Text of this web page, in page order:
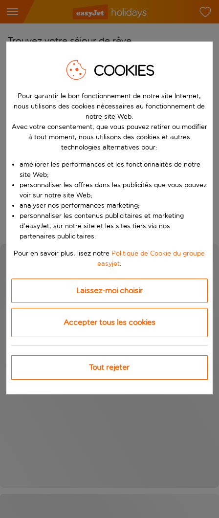
Trouvez votre séjour de rêve
Commencez à taper pour la saisie automatique. Lorsque les
Choisissez votre aéroport
Commencez à taper pour la saisie automatique. Lorsque les
Choisissez votre destination
Vers
Choisissez vos dates
Quand
Qui
Rechercher
COOKIES
Pour garantir le bon fonctionnement de notre site Internet,
nous utilisons des cookies nécessaires au fonctionnement de
notre site Web.
Avec votre consentement, que vous pouvez retirer ou modifier
à tout moment, nous utilisons des cookies et autres
technologies alternatives pour:
améliorer les performances et les fonctionnalités de notre
site Web;
personnaliser les offres dans les publicités que vous pouvez
voir sur notre site Web;
analyser nos performances marketing;
personnaliser les contenus publicitaires et marketing
d'easyJet, sur notre site et les sites tiers via nos
partenaires publicitaires.
Pour en savoir plus, lisez notre Politique de Cookie du groupe
easyjet.
Laissez-moi choisir
Accepter tous les cookies
Tout rejeter